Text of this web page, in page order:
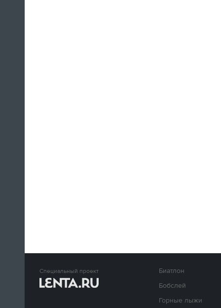
Специальный проект
Биатлон
Бобслей
Горные лыжи